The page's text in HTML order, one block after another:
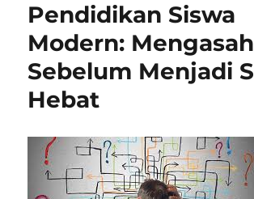
Pendidikan Siswa
Modern:
Sebelum Menjadi
Hebat